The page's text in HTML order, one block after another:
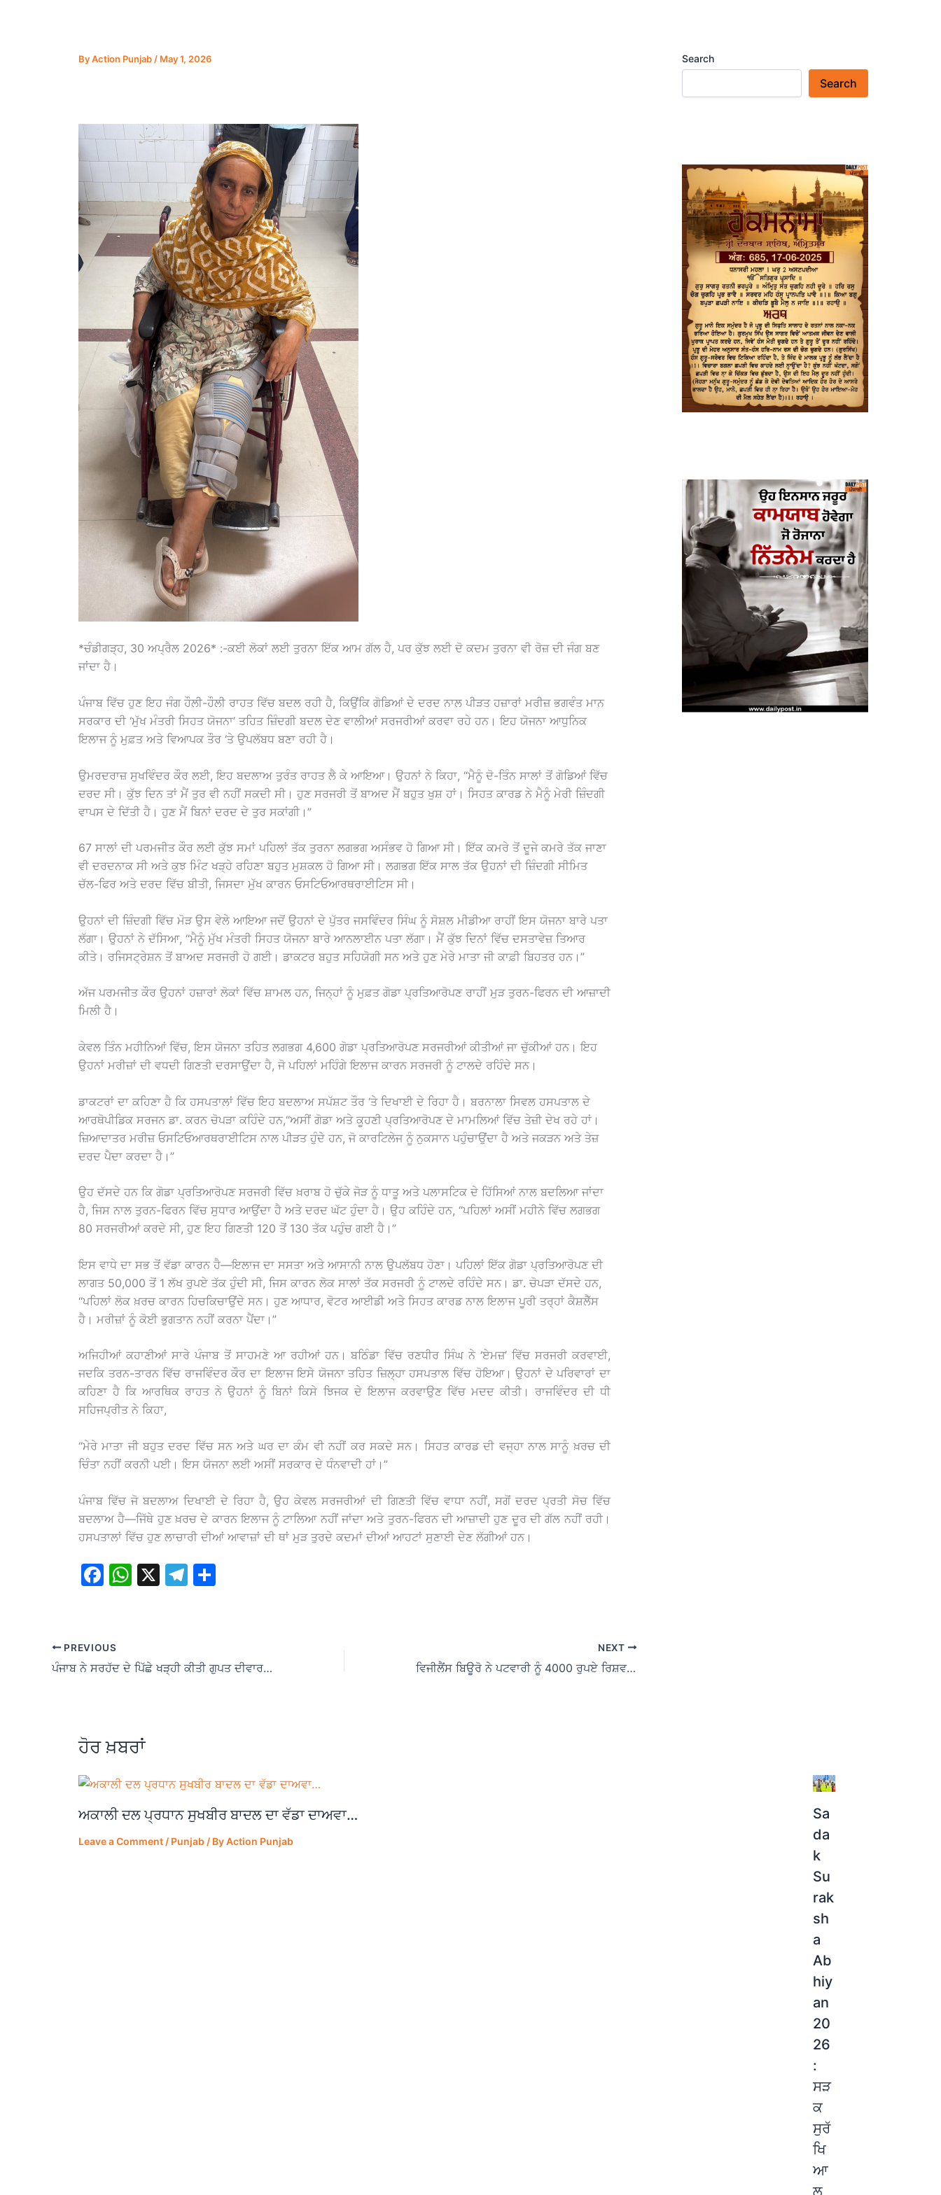
ByAction Punjab / May 1, 2026
*ਚੰਡੀਗੜ੍ਹ, 30 ਅਪ੍ਰੈਲ 2026* :-ਕਈ ਲੋਕਾਂ ਲਈ ਤੁਰਨਾ ਇੱਕ ਆਮ ਗੱਲ ਹੈ, ਪਰ ਕੁੱਝ ਲਈ ਦੋ ਕਦਮ ਤੁਰਨਾ ਵੀ ਰੋਜ਼ ਦੀ ਜੰਗ ਬਣ
ਜਾਂਦਾ ਹੈ।
ਪੰਜਾਬ ਵਿੱਚ ਹੁਣ ਇਹ ਜੰਗ ਹੌਲੀ-ਹੌਲੀ ਰਾਹਤ ਵਿੱਚ ਬਦਲ ਰਹੀ ਹੈ, ਕਿਉਂਕਿ ਗੋਡਿਆਂ ਦੇ ਦਰਦ ਨਾਲ ਪੀੜਤ ਹਜ਼ਾਰਾਂ ਮਰੀਜ਼ ਭਗਵੰਤ ਮਾਨ
ਸਰਕਾਰ ਦੀ ‘ਮੁੱਖ ਮੰਤਰੀ ਸਿਹਤ ਯੋਜਨਾ’ ਤਹਿਤ ਜ਼ਿੰਦਗੀ ਬਦਲ ਦੇਣ ਵਾਲੀਆਂ ਸਰਜਰੀਆਂ ਕਰਵਾ ਰਹੇ ਹਨ। ਇਹ ਯੋਜਨਾ ਆਧੁਨਿਕ
ਇਲਾਜ ਨੂੰ ਮੁਫ਼ਤ ਅਤੇ ਵਿਆਪਕ ਤੌਰ ‘ਤੇ ਉਪਲੱਬਧ ਬਣਾ ਰਹੀ ਹੈ।
ਉਮਰਦਰਾਜ਼ ਸੁਖਵਿੰਦਰ ਕੌਰ ਲਈ, ਇਹ ਬਦਲਾਅ ਤੁਰੰਤ ਰਾਹਤ ਲੈ ਕੇ ਆਇਆ। ਉਹਨਾਂ ਨੇ ਕਿਹਾ, “ਮੈਨੂੰ ਦੋ-ਤਿੰਨ ਸਾਲਾਂ ਤੋਂ ਗੋਡਿਆਂ ਵਿੱਚ
ਦਰਦ ਸੀ। ਕੁੱਝ ਦਿਨ ਤਾਂ ਮੈਂ ਤੁਰ ਵੀ ਨਹੀਂ ਸਕਦੀ ਸੀ। ਹੁਣ ਸਰਜਰੀ ਤੋਂ ਬਾਅਦ ਮੈਂ ਬਹੁਤ ਖੁਸ਼ ਹਾਂ। ਸਿਹਤ ਕਾਰਡ ਨੇ ਮੈਨੂੰ ਮੇਰੀ ਜ਼ਿੰਦਗੀ
ਵਾਪਸ ਦੇ ਦਿੱਤੀ ਹੈ। ਹੁਣ ਮੈਂ ਬਿਨਾਂ ਦਰਦ ਦੇ ਤੁਰ ਸਕਾਂਗੀ।”
67 ਸਾਲਾਂ ਦੀ ਪਰਮਜੀਤ ਕੌਰ ਲਈ ਕੁੱਝ ਸਮਾਂ ਪਹਿਲਾਂ ਤੱਕ ਤੁਰਨਾ ਲਗਭਗ ਅਸੰਭਵ ਹੋ ਗਿਆ ਸੀ। ਇੱਕ ਕਮਰੇ ਤੋਂ ਦੂਜੇ ਕਮਰੇ ਤੱਕ ਜਾਣਾ
ਵੀ ਦਰਦਨਾਕ ਸੀ ਅਤੇ ਕੁਝ ਮਿੰਟ ਖੜ੍ਹੇ ਰਹਿਣਾ ਬਹੁਤ ਮੁਸ਼ਕਲ ਹੋ ਗਿਆ ਸੀ। ਲਗਭਗ ਇੱਕ ਸਾਲ ਤੱਕ ਉਹਨਾਂ ਦੀ ਜ਼ਿੰਦਗੀ ਸੀਮਿਤ
ਚੱਲ-ਫਿਰ ਅਤੇ ਦਰਦ ਵਿੱਚ ਬੀਤੀ, ਜਿਸਦਾ ਮੁੱਖ ਕਾਰਨ ਓਸਟਿਓਆਰਥਰਾਈਟਿਸ ਸੀ।
ਉਹਨਾਂ ਦੀ ਜ਼ਿੰਦਗੀ ਵਿੱਚ ਮੋੜ ਉਸ ਵੇਲੇ ਆਇਆ ਜਦੋਂ ਉਹਨਾਂ ਦੇ ਪੁੱਤਰ ਜਸਵਿੰਦਰ ਸਿੰਘ ਨੂੰ ਸੋਸ਼ਲ ਮੀਡੀਆ ਰਾਹੀਂ ਇਸ ਯੋਜਨਾ ਬਾਰੇ ਪਤਾ
ਲੱਗਾ। ਉਹਨਾਂ ਨੇ ਦੱਸਿਆ, “ਮੈਨੂੰ ਮੁੱਖ ਮੰਤਰੀ ਸਿਹਤ ਯੋਜਨਾ ਬਾਰੇ ਆਨਲਾਈਨ ਪਤਾ ਲੱਗਾ। ਮੈਂ ਕੁੱਝ ਦਿਨਾਂ ਵਿੱਚ ਦਸਤਾਵੇਜ਼ ਤਿਆਰ
ਕੀਤੇ। ਰਜਿਸਟ੍ਰੇਸ਼ਨ ਤੋਂ ਬਾਅਦ ਸਰਜਰੀ ਹੋ ਗਈ। ਡਾਕਟਰ ਬਹੁਤ ਸਹਿਯੋਗੀ ਸਨ ਅਤੇ ਹੁਣ ਮੇਰੇ ਮਾਤਾ ਜੀ ਕਾਫ਼ੀ ਬਿਹਤਰ ਹਨ।”
ਅੱਜ ਪਰਮਜੀਤ ਕੌਰ ਉਹਨਾਂ ਹਜ਼ਾਰਾਂ ਲੋਕਾਂ ਵਿੱਚ ਸ਼ਾਮਲ ਹਨ, ਜਿਨ੍ਹਾਂ ਨੂੰ ਮੁਫ਼ਤ ਗੋਡਾ ਪ੍ਰਤਿਆਰੋਪਣ ਰਾਹੀਂ ਮੁੜ ਤੁਰਨ-ਫਿਰਨ ਦੀ ਆਜ਼ਾਦੀ
ਮਿਲੀ ਹੈ।
ਕੇਵਲ ਤਿੰਨ ਮਹੀਨਿਆਂ ਵਿੱਚ, ਇਸ ਯੋਜਨਾ ਤਹਿਤ ਲਗਭਗ 4,600 ਗੋਡਾ ਪ੍ਰਤਿਆਰੋਪਣ ਸਰਜਰੀਆਂ ਕੀਤੀਆਂ ਜਾ ਚੁੱਕੀਆਂ ਹਨ। ਇਹ
ਉਹਨਾਂ ਮਰੀਜ਼ਾਂ ਦੀ ਵਧਦੀ ਗਿਣਤੀ ਦਰਸਾਉਂਦਾ ਹੈ, ਜੋ ਪਹਿਲਾਂ ਮਹਿੰਗੇ ਇਲਾਜ ਕਾਰਨ ਸਰਜਰੀ ਨੂੰ ਟਾਲਦੇ ਰਹਿੰਦੇ ਸਨ।
ਡਾਕਟਰਾਂ ਦਾ ਕਹਿਣਾ ਹੈ ਕਿ ਹਸਪਤਾਲਾਂ ਵਿੱਚ ਇਹ ਬਦਲਾਅ ਸਪੱਸ਼ਟ ਤੌਰ ‘ਤੇ ਦਿਖਾਈ ਦੇ ਰਿਹਾ ਹੈ। ਬਰਨਾਲਾ ਸਿਵਲ ਹਸਪਤਾਲ ਦੇ
ਆਰਥੋਪੀਡਿਕ ਸਰਜਨ ਡਾ. ਕਰਨ ਚੋਪੜਾ ਕਹਿੰਦੇ ਹਨ,“ਅਸੀਂ ਗੋਡਾ ਅਤੇ ਕੂਹਣੀ ਪ੍ਰਤਿਆਰੋਪਣ ਦੇ ਮਾਮਲਿਆਂ ਵਿੱਚ ਤੇਜ਼ੀ ਦੇਖ ਰਹੇ ਹਾਂ।
ਜ਼ਿਆਦਾਤਰ ਮਰੀਜ਼ ਓਸਟਿਓਆਰਥਰਾਈਟਿਸ ਨਾਲ ਪੀੜਤ ਹੁੰਦੇ ਹਨ, ਜੋ ਕਾਰਟਿਲੇਜ ਨੂੰ ਨੁਕਸਾਨ ਪਹੁੰਚਾਉਂਦਾ ਹੈ ਅਤੇ ਜਕੜਨ ਅਤੇ ਤੇਜ਼
ਦਰਦ ਪੈਦਾ ਕਰਦਾ ਹੈ।”
ਉਹ ਦੱਸਦੇ ਹਨ ਕਿ ਗੋਡਾ ਪ੍ਰਤਿਆਰੋਪਣ ਸਰਜਰੀ ਵਿੱਚ ਖ਼ਰਾਬ ਹੋ ਚੁੱਕੇ ਜੋੜ ਨੂੰ ਧਾਤੂ ਅਤੇ ਪਲਾਸਟਿਕ ਦੇ ਹਿੱਸਿਆਂ ਨਾਲ ਬਦਲਿਆ ਜਾਂਦਾ
ਹੈ, ਜਿਸ ਨਾਲ ਤੁਰਨ-ਫਿਰਨ ਵਿੱਚ ਸੁਧਾਰ ਆਉਂਦਾ ਹੈ ਅਤੇ ਦਰਦ ਘੱਟ ਹੁੰਦਾ ਹੈ। ਉਹ ਕਹਿੰਦੇ ਹਨ, “ਪਹਿਲਾਂ ਅਸੀਂ ਮਹੀਨੇ ਵਿੱਚ ਲਗਭਗ
80 ਸਰਜਰੀਆਂ ਕਰਦੇ ਸੀ, ਹੁਣ ਇਹ ਗਿਣਤੀ 120 ਤੋਂ 130 ਤੱਕ ਪਹੁੰਚ ਗਈ ਹੈ।”
ਇਸ ਵਾਧੇ ਦਾ ਸਭ ਤੋਂ ਵੱਡਾ ਕਾਰਨ ਹੈ—ਇਲਾਜ ਦਾ ਸਸਤਾ ਅਤੇ ਆਸਾਨੀ ਨਾਲ ਉਪਲੱਬਧ ਹੋਣਾ। ਪਹਿਲਾਂ ਇੱਕ ਗੋਡਾ ਪ੍ਰਤਿਆਰੋਪਣ ਦੀ
ਲਾਗਤ 50,000 ਤੋਂ 1 ਲੱਖ ਰੁਪਏ ਤੱਕ ਹੁੰਦੀ ਸੀ, ਜਿਸ ਕਾਰਨ ਲੋਕ ਸਾਲਾਂ ਤੱਕ ਸਰਜਰੀ ਨੂੰ ਟਾਲਦੇ ਰਹਿੰਦੇ ਸਨ। ਡਾ. ਚੋਪੜਾ ਦੱਸਦੇ ਹਨ,
“ਪਹਿਲਾਂ ਲੋਕ ਖ਼ਰਚ ਕਾਰਨ ਹਿਚਕਿਚਾਉਂਦੇ ਸਨ। ਹੁਣ ਆਧਾਰ, ਵੋਟਰ ਆਈਡੀ ਅਤੇ ਸਿਹਤ ਕਾਰਡ ਨਾਲ ਇਲਾਜ ਪੂਰੀ ਤਰ੍ਹਾਂ ਕੈਸ਼ਲੈੱਸ
ਹੈ। ਮਰੀਜ਼ਾਂ ਨੂੰ ਕੋਈ ਭੁਗਤਾਨ ਨਹੀਂ ਕਰਨਾ ਪੈਂਦਾ।”
ਅਜਿਹੀਆਂ ਕਹਾਣੀਆਂ ਸਾਰੇ ਪੰਜਾਬ ਤੋਂ ਸਾਹਮਣੇ ਆ ਰਹੀਆਂ ਹਨ। ਬਠਿੰਡਾ ਵਿੱਚ ਰਣਧੀਰ ਸਿੰਘ ਨੇ ‘ਏਮਜ਼’ ਵਿੱਚ ਸਰਜਰੀ ਕਰਵਾਈ,
ਜਦਕਿ ਤਰਨ-ਤਾਰਨ ਵਿੱਚ ਰਾਜਵਿੰਦਰ ਕੌਰ ਦਾ ਇਲਾਜ ਇਸੇ ਯੋਜਨਾ ਤਹਿਤ ਜ਼ਿਲ੍ਹਾ ਹਸਪਤਾਲ ਵਿੱਚ ਹੋਇਆ। ਉਹਨਾਂ ਦੇ ਪਰਿਵਾਰਾਂ ਦਾ
ਕਹਿਣਾ ਹੈ ਕਿ ਆਰਥਿਕ ਰਾਹਤ ਨੇ ਉਹਨਾਂ ਨੂੰ ਬਿਨਾਂ ਕਿਸੇ ਝਿਜਕ ਦੇ ਇਲਾਜ ਕਰਵਾਉਣ ਵਿੱਚ ਮਦਦ ਕੀਤੀ। ਰਾਜਵਿੰਦਰ ਦੀ ਧੀ
ਸਹਿਜਪ੍ਰੀਤ ਨੇ ਕਿਹਾ,
“ਮੇਰੇ ਮਾਤਾ ਜੀ ਬਹੁਤ ਦਰਦ ਵਿੱਚ ਸਨ ਅਤੇ ਘਰ ਦਾ ਕੰਮ ਵੀ ਨਹੀਂ ਕਰ ਸਕਦੇ ਸਨ। ਸਿਹਤ ਕਾਰਡ ਦੀ ਵਜ੍ਹਾ ਨਾਲ ਸਾਨੂੰ ਖ਼ਰਚ ਦੀ
ਚਿੰਤਾ ਨਹੀਂ ਕਰਨੀ ਪਈ। ਇਸ ਯੋਜਨਾ ਲਈ ਅਸੀਂ ਸਰਕਾਰ ਦੇ ਧੰਨਵਾਦੀ ਹਾਂ।”
ਪੰਜਾਬ ਵਿੱਚ ਜੋ ਬਦਲਾਅ ਦਿਖਾਈ ਦੇ ਰਿਹਾ ਹੈ, ਉਹ ਕੇਵਲ ਸਰਜਰੀਆਂ ਦੀ ਗਿਣਤੀ ਵਿੱਚ ਵਾਧਾ ਨਹੀਂ, ਸਗੋਂ ਦਰਦ ਪ੍ਰਤੀ ਸੋਚ ਵਿੱਚ
ਬਦਲਾਅ ਹੈ—ਜਿੱਥੇ ਹੁਣ ਖ਼ਰਚ ਦੇ ਕਾਰਨ ਇਲਾਜ ਨੂੰ ਟਾਲਿਆ ਨਹੀਂ ਜਾਂਦਾ ਅਤੇ ਤੁਰਨ-ਫਿਰਨ ਦੀ ਆਜ਼ਾਦੀ ਹੁਣ ਦੂਰ ਦੀ ਗੱਲ ਨਹੀਂ ਰਹੀ।
ਹਸਪਤਾਲਾਂ ਵਿੱਚ ਹੁਣ ਲਾਚਾਰੀ ਦੀਆਂ ਆਵਾਜ਼ਾਂ ਦੀ ਥਾਂ ਮੁੜ ਤੁਰਦੇ ਕਦਮਾਂ ਦੀਆਂ ਆਹਟਾਂ ਸੁਣਾਈ ਦੇਣ ਲੱਗੀਆਂ ਹਨ।
F
e
b
W
A
X
T
a
PREVIOUS
ਪੰਜਾਬ ਨੇ ਸਰਹੱਦ ਦੇ ਪਿੱਛੇ ਖੜ੍ਹੀ ਕੀਤੀ ਗੁਪਤ ਦੀਵਾਰ ; ਅਪਰਾਧਕ ਸਪਲਾਈ ਚੇਨਾਂ ਨੂੰ ਤੋੜਣ ਲਈ ਦੂਜੀ ਸੁਰੱਖਿਆ ਲਾਈਨ ਮਜ਼ਬੂਤ ਕੀਤੀ
NEXT
ਵਿਜੀਲੈਂਸ ਬਿਊਰੋ ਨੇ ਪਟਵਾਰੀ ਨੂੰ 4000 ਰੁਪਏ ਰਿਸ਼ਵਤ ਲੈਣ ਦੇ ਦੋਸ਼ ਹੇਠ ਕੀਤਾ ਗ੍ਰਿਫ਼ਤਾਰ
ਹੋਰ ਖ਼ਬਰਾਂ
ਅਕਾਲੀ ਦਲ ਪ੍ਰਧਾਨ ਸੁਖਬੀਰ ਬਾਦਲ ਦਾ ਵੱਡਾ ਦਾਅਵਾ…
Leave a Comment / Punjab / ByAction Punjab
Sa
da
k
Su
rak
sh
a
Ab
hiy
an
20
26
:
ਸੜ
ਕ
ਸੁਰੱ
ਖਿ
ਆ
ਲ
Search
Search